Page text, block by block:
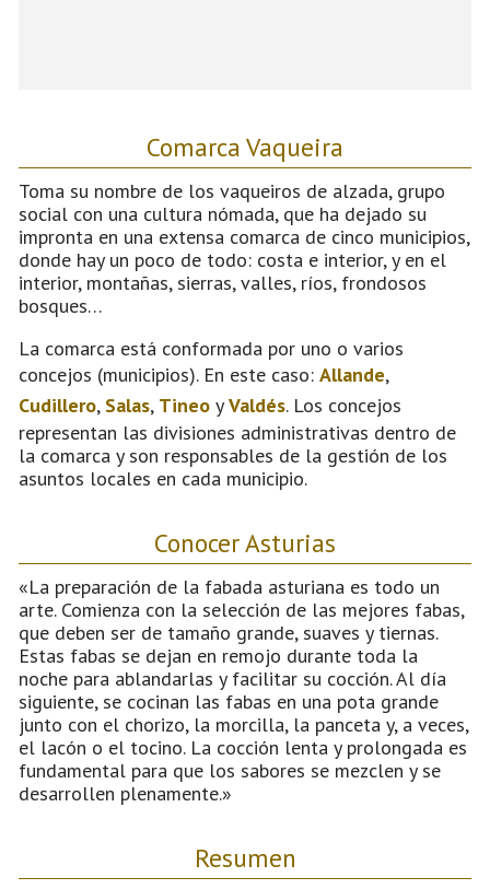
Comarca Vaqueira
Toma su nombre de los vaqueiros de alzada, grupo
social con una cultura nómada, que ha dejado su
impronta en una extensa comarca de cinco municipios,
donde hay un poco de todo: costa e interior, y en el
interior, montañas, sierras, valles, ríos, frondosos
bosques…
La comarca está conformada por uno o varios
concejos (municipios). En este caso: Allande,
Cudillero, Salas, Tineo yValdés. Los concejos
representan las divisiones administrativas dentro de
la comarca y son responsables de la gestión de los
asuntos locales en cada municipio.
Conocer Asturias
«La preparación de la fabada asturiana es todo un
arte. Comienza con la selección de las mejores fabas,
que deben ser de tamaño grande, suaves y tiernas.
Estas fabas se dejan en remojo durante toda la
noche para ablandarlas y facilitar su cocción. Al día
siguiente, se cocinan las fabas en una pota grande
junto con el chorizo, la morcilla, la panceta y, a veces,
el lacón o el tocino. La cocción lenta y prolongada es
fundamental para que los sabores se mezclen y se
desarrollen plenamente.»
Resumen